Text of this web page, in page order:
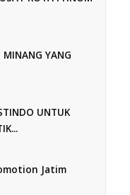
MINANG YANG
UNTUK
Jatim